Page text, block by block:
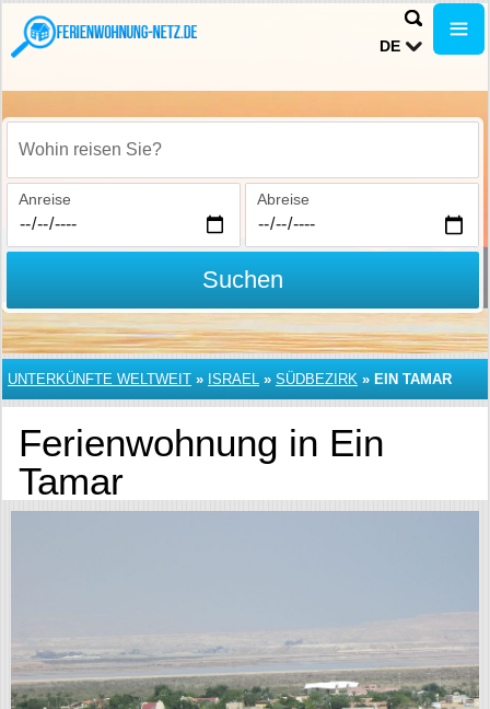
DE
Wohin reisen Sie?
Anreise Abreise
Suchen
UNTERKÜNFTE WELTWEIT » ISRAEL » SÜDBEZIRK » EIN TAMAR
Ferienwohnung in Ein
Tamar